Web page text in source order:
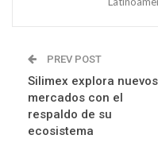
PREV POST
Silimex explora nuevos
mercados con el
respaldo de su
ecosistema